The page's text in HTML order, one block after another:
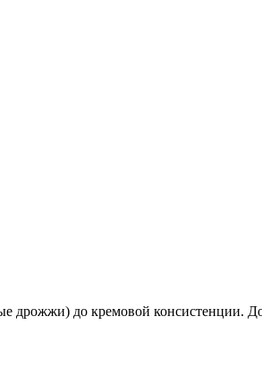
дрожжи) до кремовой консистенции.